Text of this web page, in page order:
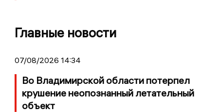
Главные новости
07/08/2026 14:34
Во Владимирской области потерпел
крушение неопознанный летательный
объект